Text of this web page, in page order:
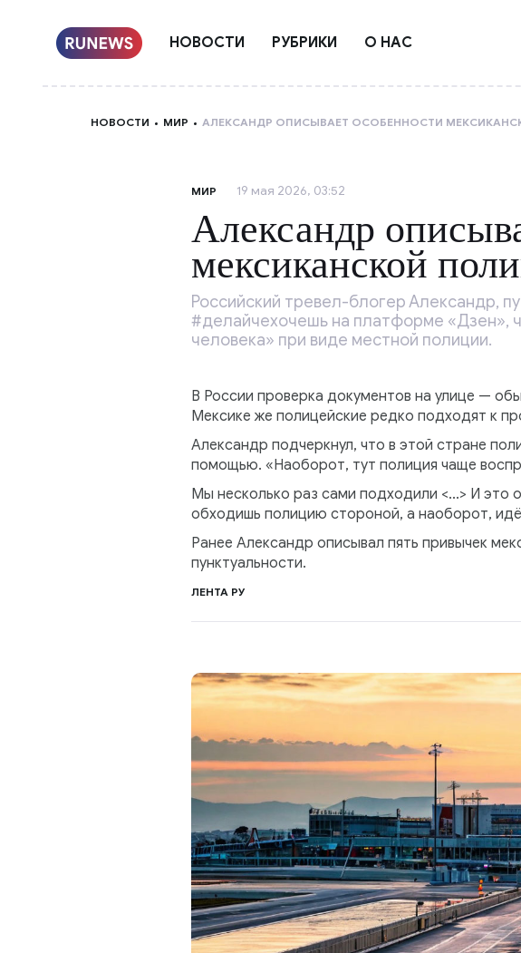
НОВОСТИ РУБРИКИ О НАС
НОВОСТИ МИР АЛЕКСАНДР ОПИСЫВАЕТ ОСОБЕННОСТИ
МИР 19 мая 2026, 03:52
Александр
мексиканской
Российский тревел-блогер Александр,
#делайчехочешь на платформе «Дзен»,
человека» при виде местной полиции.
В России проверка документов на улице —
Мексике же полицейские редко подходят к
Александр подчеркнул, что в этой стране
помощью. «Наоборот, тут полиция чаще
Мы несколько раз сами подходили <...> И это
обходишь полицию стороной, а наоборот,
Ранее Александр описывал пять привычек
пунктуальности.
ЛЕНТА РУ